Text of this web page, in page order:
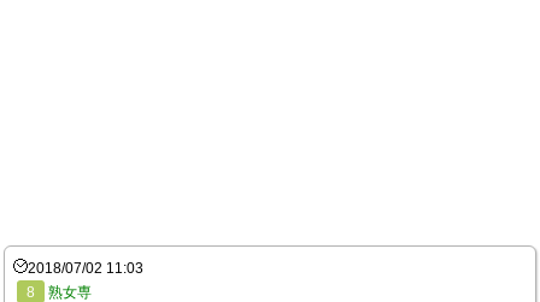
2018/07/02 11:03
8
熟女専